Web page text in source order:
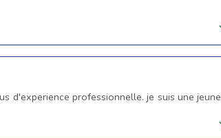
d'experience professionnelle. je suis une jeune